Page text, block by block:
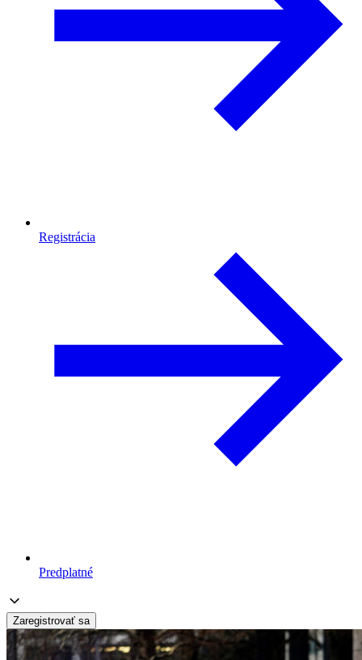
Registrácia
Predplatné
Zaregistrovať sa